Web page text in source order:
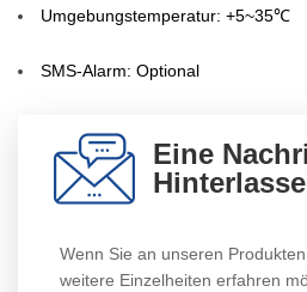
Umgebungstemperatur: +5~35℃
SMS-Alarm: Optional
Eine
Wenn Sie an unseren
weitere Einzelheiten erfahren